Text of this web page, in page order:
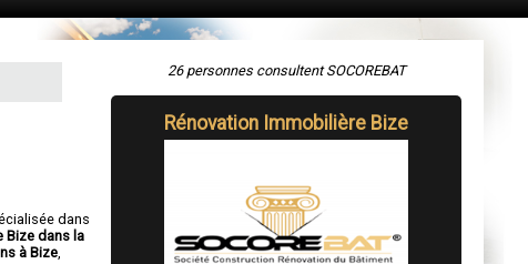
dans
Bize dans la
à Bize
26 personnes consultent SOCOREBAT
Rénovation Immobilière Bize